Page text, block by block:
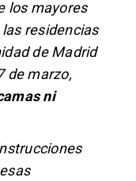
los mayores
residencias
de Madrid
de marzo,
ni